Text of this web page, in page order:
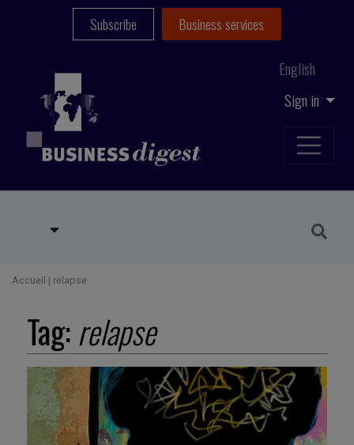
Sign in
English
Subscribe Business services
Accueil | relapse
Tag:relapse